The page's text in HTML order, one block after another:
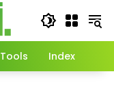
Tools Index